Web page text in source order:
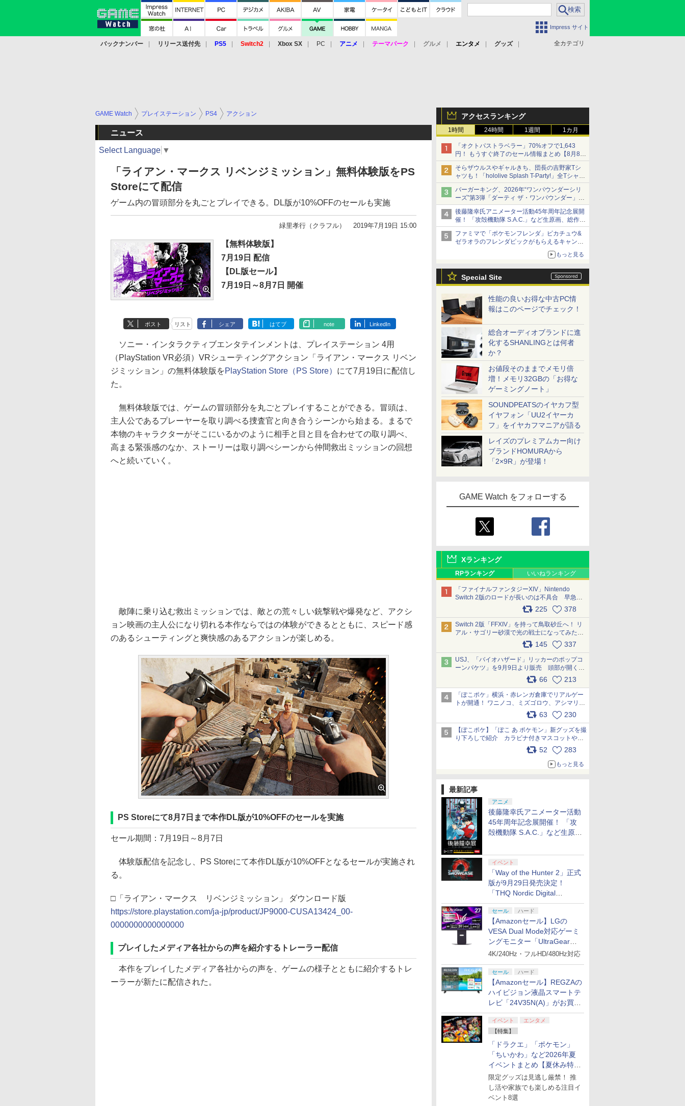
Impress サイト
全カテゴリ
バックナンバー リリース送付先 PS5 Switch2 Xbox SX PC アニメ テーマパーク グルメ エンタメ
グッズ
アクセスランキング
1時間 24時間 1週間 1カ月
「オクトパストラベラー」70%オフで1,643
円！ もうすぐ終了のセール情報まとめ【8月8日
更新】
ニンテンドーeショップでは「大神 絶景版」が
67%オフで990円
そらザウルスやギャルきち、団長の吉野家Tシ
ャツも！「hololive Splash T-Party!」全Tシャツ
ラインナップ公開＆オンライン販売開始
バーガーキング、2026年“ワンパウンダーシリ
ーズ”第3弾「ダーティ ザ・ワンパウンダー」を
8月7日発売
「特製ガーリックマヨソース」を使用した超大
型チーズバーガー
後藤隆幸氏アニメーター活動45年周年記念展開
催！ 「攻殻機動隊 S.A.C.」など生原画、総作画
監督修正が展示
ファミマで「ポケモンフレンダ」ピカチュウ&
ゼラオラのフレンダピックがもらえるキャンペ
もっと見る
Special Site
性能の良いお得な中古PC情
報はこのページでチェック！
総合オーディオブランドに進
化するSHANLINGとは何者
か？
お値段そのままでメモリ倍
増！メモリ32GBの「お得な
ゲーミングノート」
SOUNDPEATSのイヤカフ型
イヤフォン「UU2イヤーカ
フ」をイヤカフマニアが語る
レイズのプレミアムカー向け
ブランドHOMURAから
「2×9R」が登場！
GAME Watch をフォローする
Xランキング
RPランキング いいねランキング
「ファイナルファンタジーXIV」Nintendo
Switch 2版のロードが長いのは不具合 早急に
アップデートできるよう対応中225 378
Switch 2版「FFXIV」を持って鳥取砂丘へ！ リ
アル・サゴリー砂漠で光の戦士になってみた
145 337
USJ、「バイオハザード」リッカーのポップコ
ーンバケツ」を9月9日より販売 頭部が開く仕
組み。味は恐怖を堪のう「味噌フレーバー」
66 213
「ぽこポケ」横浜・赤レンガ倉庫でリアルゲー
トが開通！ ワニノコ、ミズゴロウ、アシマリ登
場シーンをレポート pic.x.com/LDgEByVl6D
63 230
【ぽこポケ】「ぽこ あ ポケモン」新グッズを撮
り下ろしで紹介 カラビナ付きマスコットやス
52 283
もっと見る
最新記事
アニメ
後藤隆幸氏アニメーター活動
45年周年記念展開催！ 「攻
殻機動隊 S.A.C.」など生原
イベント
「Way of the Hunter 2」正式
版が9月29日発売決定！
「THQ Nordic Digital
Showcase 2026」まとめ
セール ハード
【Amazonセール】LGの
VESA Dual Mode対応ゲーミ
ングモニター「UltraGear
27G850A-B」がお買い得！
4K/240Hz・フルHD/480Hz対応
セール ハード
【Amazonセール】REGZAの
ハイビジョン液晶スマートテ
レビ「24V35N(A)」がお買い
得！
イベント
エンタメ
【特集】
「ドラクエ」「ポケモン」
「ちいかわ」など2026年夏
イベントまとめ【夏休み特
集】
限定グッズは見逃し厳禁！ 推
し活や家族でも楽しめる注目イ
ベント8選
GAME Watch プレイステーション PS4 アクション
ニュース
Select Language ▼
「ライアン・マークス リベンジミッション」無料体験版をPS
Storeにて配信
ゲーム内の冒頭部分を丸ごとプレイできる。DL版が10%OFFのセールも実施
緑里孝行（クラフル） 2019年7月19日 15:00
【無料体験版】
7月19日 配信
【DL版セール】
7月19日～8月7日 開催
ポスト リスト シェア はてブ note LinkedIn
ソニー・インタラクティブエンタテインメントは、プレイステーション 4用
（PlayStation VR必須）VRシューティングアクション「ライアン・マークス リベン
ジミッション」の無料体験版をPlayStation Store（PS Store） にて7月19日に配信し
た。
無料体験版では、ゲームの冒頭部分を丸ごとプレイすることができる。冒頭は、
主人公であるプレーヤーを取り調べる捜査官と向き合うシーンから始まる。まるで
本物のキャラクターがそこにいるかのように相手と目と目を合わせての取り調べ、
高まる緊張感のなか、ストーリーは取り調べシーンから仲間救出ミッションの回想
へと続いていく。
敵陣に乗り込む救出ミッションでは、敵との荒々しい銃撃戦や爆発など、アクシ
ョン映画の主人公になり切れる本作ならではの体験ができるとともに、スピード感
のあるシューティングと爽快感のあるアクションが楽しめる。
PS Storeにて8月7日まで本作DL版が10%OFFのセールを実施
セール期間：7月19日～8月7日
体験版配信を記念し、PS Storeにて本作DL版が10%OFFとなるセールが実施され
る。
□「ライアン・マークス リベンジミッション」 ダウンロード版
https://store.playstation.com/ja-jp/product/JP9000-CUSA13424_00-
0000000000000000
プレイしたメディア各社からの声を紹介するトレーラー配信
本作をプレイしたメディア各社からの声を、ゲームの様子とともに紹介するトレ
ーラーが新たに配信された。